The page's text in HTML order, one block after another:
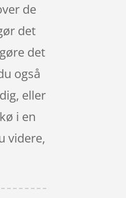
de
det
det
også
eller
i en
videre,